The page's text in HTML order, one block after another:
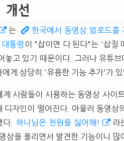
개선
는
한국에서 동영상 업로드를
대통령 이 "삽이면 다 된다"는 '삽질
놓고 있기 때문이다. 그러나 유튜
에게 상당히 '유용한 기능 추가'가
계 사람들이 사용하는 동영상 사이
디자인이 떨어진다. 아울러 동영
다. 하나님은 천원을 싫어해!
라
상을 올리면서 발견한 기능이니